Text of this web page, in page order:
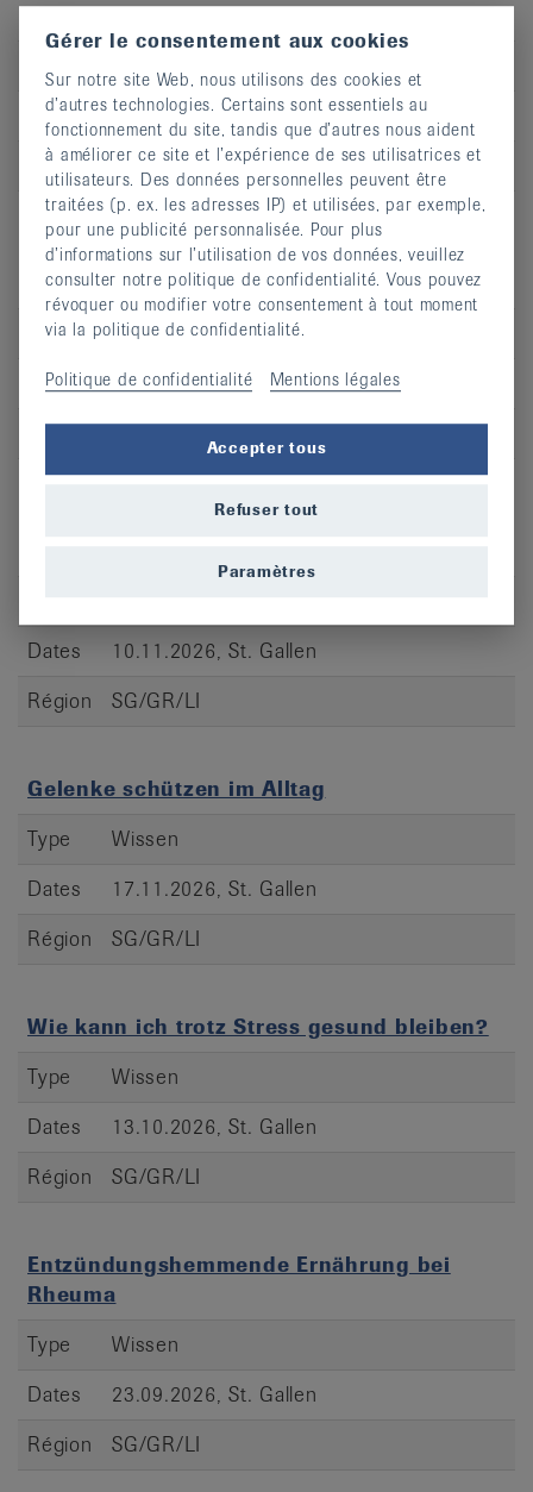
Bewegungswoche in Saas-Almagell, Wallis
Dates
30.08.2026-05.09.2026, Saas-Almagell
Région
BE
Pflanzliche Helfer gegen
Rheumabeschwerden
Type
Wissen
Dates
27.10.2026, St. Gallen
Région
SG/GR/LI
Bewegliche, kräftige, entspannte Hände -
Dates
10.11.2026, St. Gallen
Région
SG/GR/LI
Gelenke schützen im Alltag
Type
Wissen
Dates
17.11.2026, St. Gallen
Région
SG/GR/LI
Wie kann ich trotz Stress gesund bleiben?
Type
Wissen
Dates
13.10.2026, St. Gallen
Région
SG/GR/LI
Entzündungshemmende Ernährung bei
Rheuma
Type
Wissen
Dates
23.09.2026, St. Gallen
Région
SG/GR/LI
Gérer le consentement aux cookies
Sur notre site Web, nous utilisons des cookies et
d’autres technologies. Certains sont essentiels au
fonctionnement du site, tandis que d’autres nous aident
à améliorer ce site et l’expérience de ses utilisatrices et
utilisateurs. Des données personnelles peuvent être
traitées (p. ex. les adresses IP) et utilisées, par exemple,
pour une publicité personnalisée. Pour plus
d’informations sur l’utilisation de vos données, veuillez
consulter notre politique de confidentialité. Vous pouvez
révoquer ou modifier votre consentement à tout moment
via la politique de confidentialité.
Politique de confidentialité Mentions légales
Accepter tous
Refuser tout
Paramètres